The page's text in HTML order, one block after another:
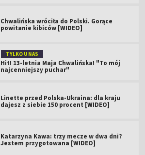
Chwalińska wróciła do Polski. Gorące
powitanie kibiców [WIDEO]
TYLKO U NAS
Hit! 13-letnia Maja Chwalińska! "To mój
najcenniejszy puchar"
Linette przed Polska-Ukraina: dla kraju
dajesz z siebie 150 procent [WIDEO]
Katarzyna Kawa: trzy mecze w dwa dni?
Jestem przygotowana [WIDEO]